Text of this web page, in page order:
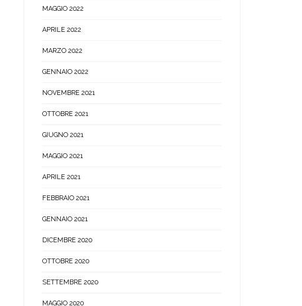
MAGGIO 2022
APRILE 2022
MARZO 2022
GENNAIO 2022
NOVEMBRE 2021
OTTOBRE 2021
GIUGNO 2021
MAGGIO 2021
APRILE 2021
FEBBRAIO 2021
GENNAIO 2021
DICEMBRE 2020
OTTOBRE 2020
SETTEMBRE 2020
MAGGIO 2020